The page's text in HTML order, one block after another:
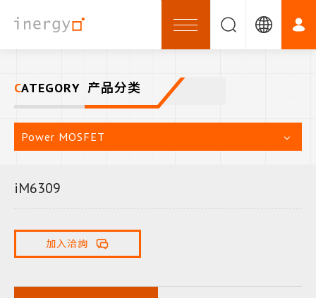
CATEGORY 产品分类
Power MOSFET
iM6309
加入洽詢